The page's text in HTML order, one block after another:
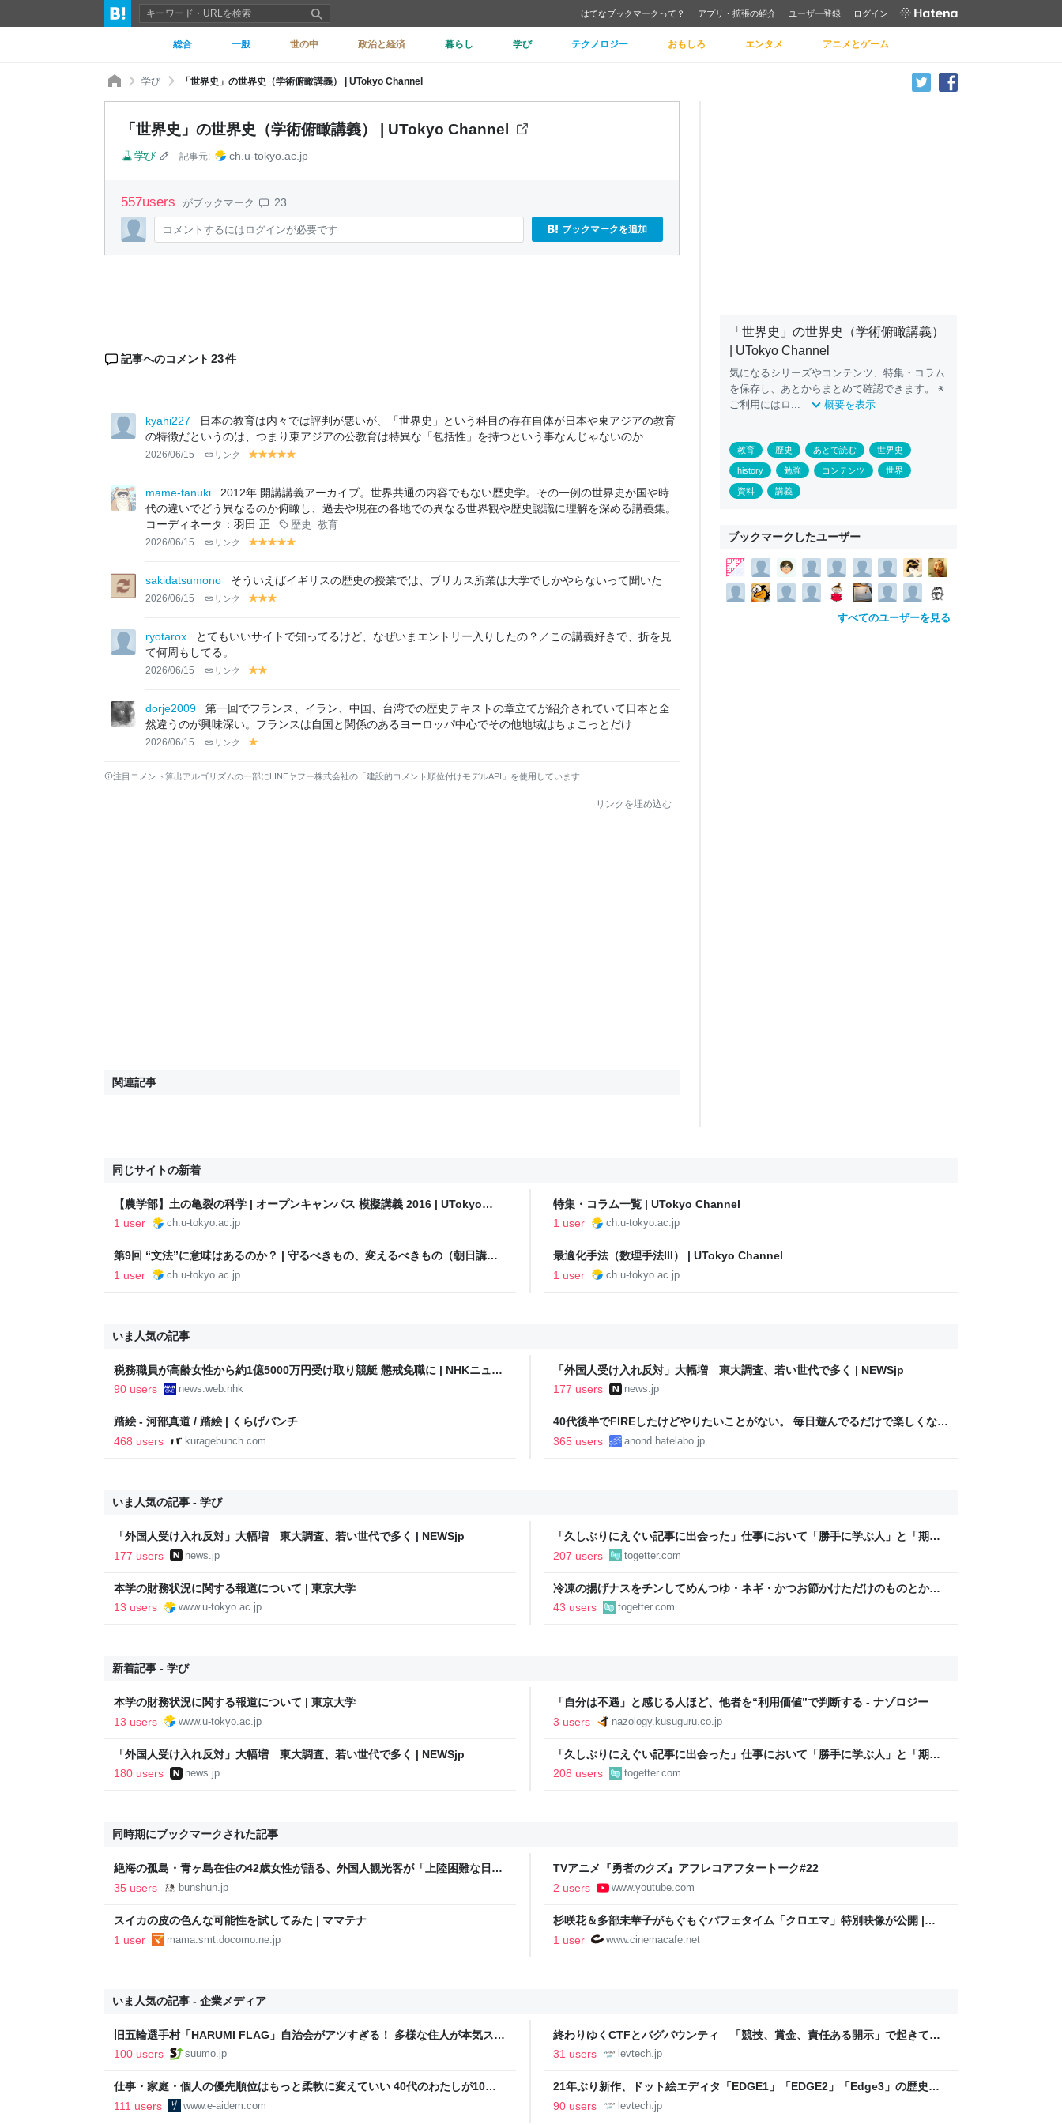
はてなブックマークって？ アプリ・拡張の紹介 ユーザー登録 ログイン
総合 一般 世の中 政治と経済 暮らし 学び テクノロジー おもしろ エンタメ アニメとゲーム
学び 「世界史」の世界史（学術俯瞰講義） | UTokyo Channel
「世界史」の世界史（学術俯瞰講義） | UTokyo Channel
学び 記事元: ch.u-tokyo.ac.jp
557users がブックマーク 23
コメントするにはログインが必要です ブックマークを追加
記事へのコメント 23件
kyahi227
日本の教育は内々では評判が悪いが、「世界史」という科目の存在自体が日本や東アジアの教育
の特徴だというのは、つまり東アジアの公教育は特異な「包括性」を持つという事なんじゃないのか
2026/06/15 リンク
y
lo
w
y
lo
w
y
lo
w
y
lo
w
lo
w
mame-tanuki
2012年 開講講義アーカイブ。世界共通の内容でもない歴史学。その一例の世界史が国や時
代の違いでどう異なるのか俯瞰し、過去や現在の各地での異なる世界観や歴史認識に理解を深める講義集。
コーディネータ：羽田 正
歴史 教育
2026/06/15 リンク
y
lo
w
y
lo
w
y
lo
w
y
lo lo
sakidatsumono そういえばイギリスの歴史の授業では、ブリカス所業は大学でしかやらないって聞いた
2026/06/15 リンク
y
lo
y
lo lo
ryotarox
とてもいいサイトで知ってるけど、なぜいまエントリー入りしたの？／この講義好きで、折を見
て何周もしてる。
2026/06/15 リンク
y
lolo
w
dorje2009
第一回でフランス、イラン、中国、台湾での歴史テキストの章立てが紹介されていて日本と全
然違うのが興味深い。フランスは自国と関係のあるヨーロッパ中心でその他地域はちょこっとだけ
2026/06/15 リンク
lo
注目コメント算出アルゴリズムの一部にLINEヤフー株式会社の「建設的コメント順位付けモデルAPI」を使用しています
リンクを埋め込む
関連記事
「世界史」の世界史（学術俯瞰講義）
| UTokyo Channel
気になるシリーズやコンテンツ、特集・コラム
を保存し、あとからまとめて確認できます。 ※
ご利用にはロ...
概要を表示
教育 歴史 あとで読む 世界史
history 勉強 コンテンツ 世界
資料 講義
ブックマークしたユーザー
すべてのユーザーを見る
同じサイトの新着
【農学部】土の亀裂の科学 | オープンキャンパス 模擬講義 2016 | UTokyo
Channel
1 user ch.u-tokyo.ac.jp
特集・コラム一覧 | UTokyo Channel
1 user
ch.u-tokyo.ac.jp
第9回 “文法”に意味はあるのか？ | 守るべきもの、変えるべきもの（朝日講座
「知の調和―世界をみつめる 未来を創る」2016年度講義） | UTokyo
1 user ch.u-tokyo.ac.jp
最適化手法（数理手法III） | UTokyo Channel
1 user
ch.u-tokyo.ac.jp
いま人気の記事
税務職員が高齢女性から約1億5000万円受け取り競艇 懲戒免職に | NHKニュー
ス
90 users news.web.nhk
「外国人受け入れ反対」大幅増 東大調査、若い世代で多く | NEWSjp
177 users
news.jp
踏絵 - 河部真道 / 踏絵 | くらげバンチ
468 users
kuragebunch.com
40代後半でFIREしたけどやりたいことがない。 毎日遊んでるだけで楽しくな
い..
365 users anond.hatelabo.jp
いま人気の記事 - 学び
「外国人受け入れ反対」大幅増 東大調査、若い世代で多く | NEWSjp
177 users
news.jp
「久しぶりにえぐい記事に出会った」仕事において「勝手に学ぶ人」と「期待
されて学ぶ人」の開きがとても大きい、という意見に共感が集まる
207 users togetter.com
本学の財務状況に関する報道について | 東京大学
13 users
www.u-tokyo.ac.jp
冷凍の揚げナスをチンしてめんつゆ・ネギ・かつお節かけただけのものとか
「何の手間もかけない一品」を提供することに喜びを感じる…こういう簡単レ
シピもっと知りたい
43 users togetter.com
新着記事 - 学び
本学の財務状況に関する報道について | 東京大学
13 users
www.u-tokyo.ac.jp
「自分は不遇」と感じる人ほど、他者を“利用価値”で判断する - ナゾロジー
3 users
nazology.kusuguru.co.jp
「外国人受け入れ反対」大幅増 東大調査、若い世代で多く | NEWSjp
180 users
news.jp
「久しぶりにえぐい記事に出会った」仕事において「勝手に学ぶ人」と「期待
されて学ぶ人」の開きがとても大きい、という意見に共感が集まる
208 users togetter.com
同時期にブックマークされた記事
絶海の孤島・青ヶ島在住の42歳女性が語る、外国人観光客が「上陸困難な日本
一人口の少ない村」に“わざわざ訪れるナゾ”「目を見開いて驚いている人
ライン
35 users bunshun.jp
TVアニメ『勇者のクズ』アフレコアフタートーク#22
2 users
www.youtube.com
スイカの皮の色んな可能性を試してみた | ママテナ
1 user
mama.smt.docomo.ne.jp
杉咲花＆多部未華子がもぐもぐパフェタイム「クロエマ」特別映像が公開 |
cinemacafe.net
1 user www.cinemacafe.net
いま人気の記事 - 企業メディア
旧五輪選手村「HARUMI FLAG」自治会がアツすぎる！ 多様な住人が本気スキ
ルで挑む、盆踊り2万人集客や交通改善など“街の価値向上”戦略 東京・中央
100 users suumo.jp
終わりゆくCTFとバグバウンティ 「競技、賞金、責任ある開示」で起きてい
ること【フォーカス】 - レバテックLAB
31 users levtech.jp
仕事・家庭・個人の優先順位はもっと柔軟に変えていい 40代のわたしが10年
後の自分に伝えたいこと - りっすん by イーアイデム
111 users www.e-aidem.com
21年ぶり新作、ドット絵エディタ「EDGE1」「EDGE2」「Edge3」の歴史に
ついて作者に聞く【フォーカス】 - レバテックLAB
90 users levtech.jp